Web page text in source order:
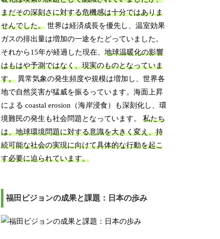
まだその深刻さに対する危機感は十分ではありま
せんでした。 世界は経済成長を優先し、温室効果
ガスの排出量は増加の一途をたどっていました。
それから15年が経過した現在、地球温暖化の影響
はもはや予測ではなく、現実のものとなっていま
す。 異常気象の発生頻度や規模は増加し、世界各
地で自然災害が猛威を振るっています。海面上昇
による coastal erosion（海岸浸食）も深刻化し、環
境難民の発生も社会問題となっています。私たち
は、地球環境問題に対する意識を大きく変え、持
続可能な社会の実現に向けて具体的な行動を起こ
す必要に迫られています。
福田ビジョンの成果と課題：日本の歩み